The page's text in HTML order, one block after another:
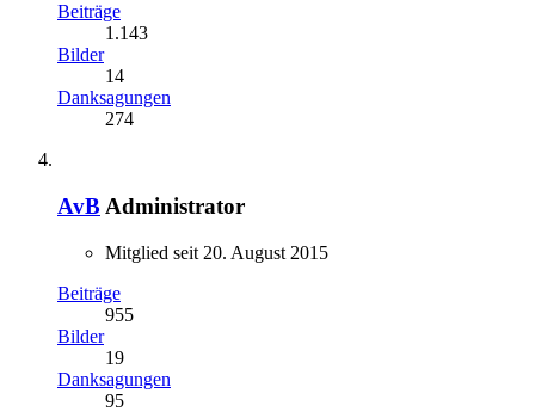
Beiträge
1.143
Bilder
14
Danksagungen
274
AvB Administrator
Mitglied seit 20. August 2015
Beiträge
955
Bilder
19
Danksagungen
95